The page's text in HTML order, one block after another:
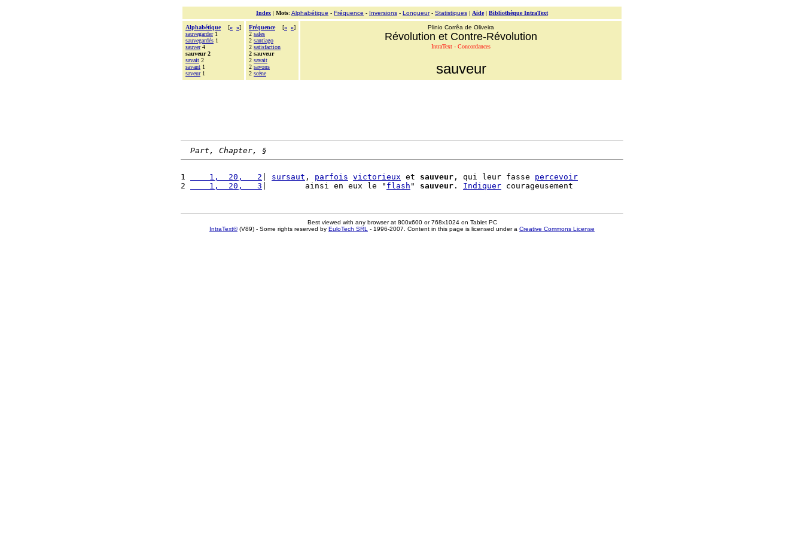
Index | Mots: Alphabétique - Fréquence - Inversions - Longueur- Statistiques | Aide| Bibliothèque IntraText
Alphabétique [« »]
sauvegarder1
sauvegardés 1
sauver4
sauveur 2
savait 2
savant 1
saveur1
Fréquence [« »]
2 sales
2 santiago
2 satisfaction
2 sauveur
2 savait
2 savons
2 scène
Plinio Corrêa de Oliveira
Révolution et Contre-Révolution
IntraText - Concordances
sauveur
Part, Chapter, §
1
    1,  20,   2
sursaut , parfois victorieux et sauveur , qui leur fasse percevoir
2
    1,  20,   3
|        ainsi en eux le " flash " sauveur . Indiquer
Best viewed with any browser at 800x600 or 768x1024 on Tablet PC
IntraText®(V89) - Some rights reserved by EuloTech SRL - 1996-2007. Content in this page is licensed under a Creative Commons License